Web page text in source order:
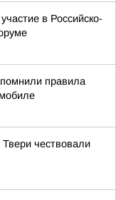
в Российско-
правила
чествовали